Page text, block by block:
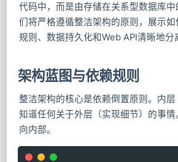
代码中，而是由存储在关系型数据库
们将严格遵循整洁架构的原则，展示
规则、数据持久化和Web API清晰地分
架构蓝图与依赖规则
整洁架构的核心是依赖倒置原则。内
知道任何关于外层（实现细节）的事
向内部。